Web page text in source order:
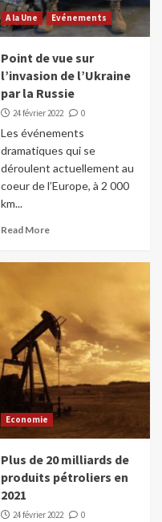
A la Une Evénements
Point de vue sur
l’invasion de l’Ukraine
par la Russie
24 février 2022 0
Les événements
dramatiques qui se
déroulent actuellement au
coeur de l’Europe, à 2 000
km...
Read More
Economie
Plus de 20 milliards de
produits pétroliers en
2021
24 février 2022 0